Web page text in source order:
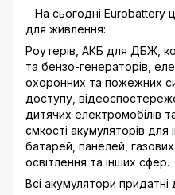
На сьогодні Eurobattery
для живлення:
Роутерів, АКБ для ДБЖ,
та бензо-генераторів,
охоронних та пожежних
доступу,
дитячих електромобілів
ємкості акумуляторів для
батарей, панелей,
освітлення та інших сфер.
Всі акумулятори